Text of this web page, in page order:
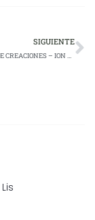
SIGUIENTE
PRESENTACIÓN DE CREACIONES – ION FIZ